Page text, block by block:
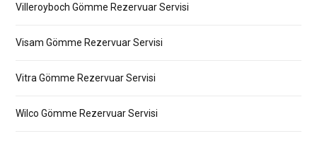
Villeroyboch Gömme Rezervuar Servisi
Visam Gömme Rezervuar Servisi
Vitra Gömme Rezervuar Servisi
Wilco Gömme Rezervuar Servisi